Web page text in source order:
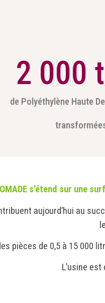
2 000
de Polyéthylène Haute
s’étend sur une
aujourd’hui au
pièces de 0,5 à 15 000
L’usine est